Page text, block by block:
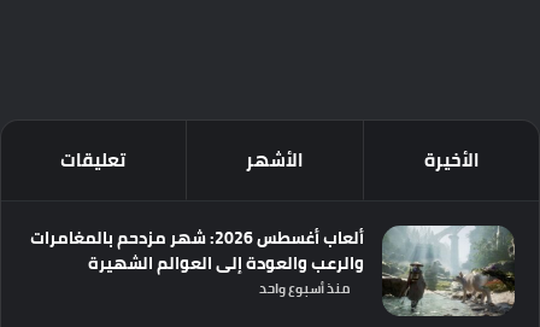
الأخيرة الأشهر تعليقات
ألعاب أغسطس 2026: شهر مزدحم بالمغامرات
والرعب والعودة إلى العوالم الشهيرة
منذ أسبوع واحد